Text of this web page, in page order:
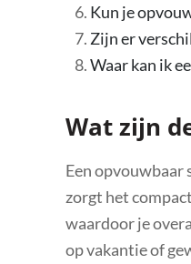
Kun je
Zijn er
Waar kan ik
Wat zijn
Een opvouwbaar
zorgt het
waardoor je
op vakantie of